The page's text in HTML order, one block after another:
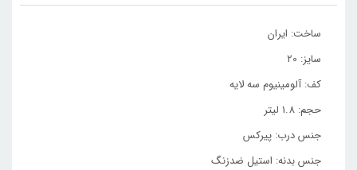
ساخت: ایران
سایز: 20
کف: آلومینیوم سه لایه
حجم: 1.8 لیتر
جنس درب: پیرکس
جنس بدنه: استیل ضدزنگ